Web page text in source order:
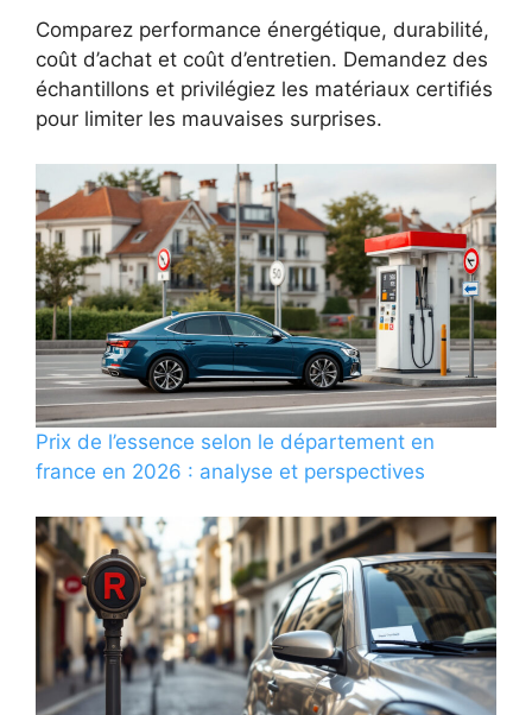
Comparez performance énergétique, durabilité,
coût d’achat et coût d’entretien. Demandez des
échantillons et privilégiez les matériaux certifiés
pour limiter les mauvaises surprises.
Prix de l’essence selon le département en
france en 2026 : analyse et perspectives